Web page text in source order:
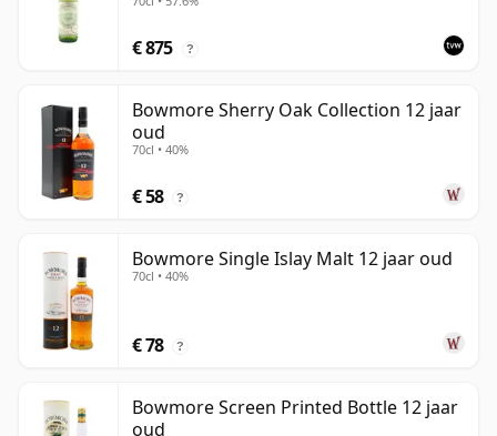
€ 875 ?
Bowmore Sherry Oak Collection 12 jaar
oud
70cl • 40%
€ 58 ?
Bowmore Single Islay Malt 12 jaar oud
70cl • 40%
€ 78 ?
Bowmore Screen Printed Bottle 12 jaar
oud